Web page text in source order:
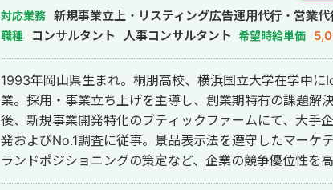
グ） ・Web広告会社のLP制作（PM/設計/ライティング）
ティング事務所のLP制作（PM/設計/ライティング） ・建
Web広告運用改善PJ（運用代行） ・不動産関連一部上場
・社内ポータルシステム開発プロジェクト 【コンサルティング実績】 ・ヘル
スケアサービス会社の戦略コンサルティングおよび新規
コスト最適化支援。1ヶ月目〜年1200万の財務インパク
の財務インパクト見込み。 ・IT教育会社、支援後に過去
メント体制の整備、営業フローの明確化および中間/下位
対応業務 新規事業立上・リスティング広告運用代行・営業
職種 コンサルタント 人事コンサルタント 希望時給単価
1993年岡山県生まれ。桐朋高校、横浜国立大学在学中に
業。採用・事業立ち上げを主導し、創業期特有の課題解
後、新規事業開発特化のブティックファームにて、大手
発およびNo.1調査に従事。景品表示法を遵守したマーケ
ランドポジショニングの策定など、企業の競争優位性を高
2023年9月に株式会社Aypherを設立し、「マーケティン